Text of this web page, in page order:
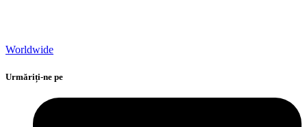
Worldwide
Urmăriți-ne pe